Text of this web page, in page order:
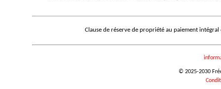
Clause de réserve de propriété au paiement
© 2025-2030